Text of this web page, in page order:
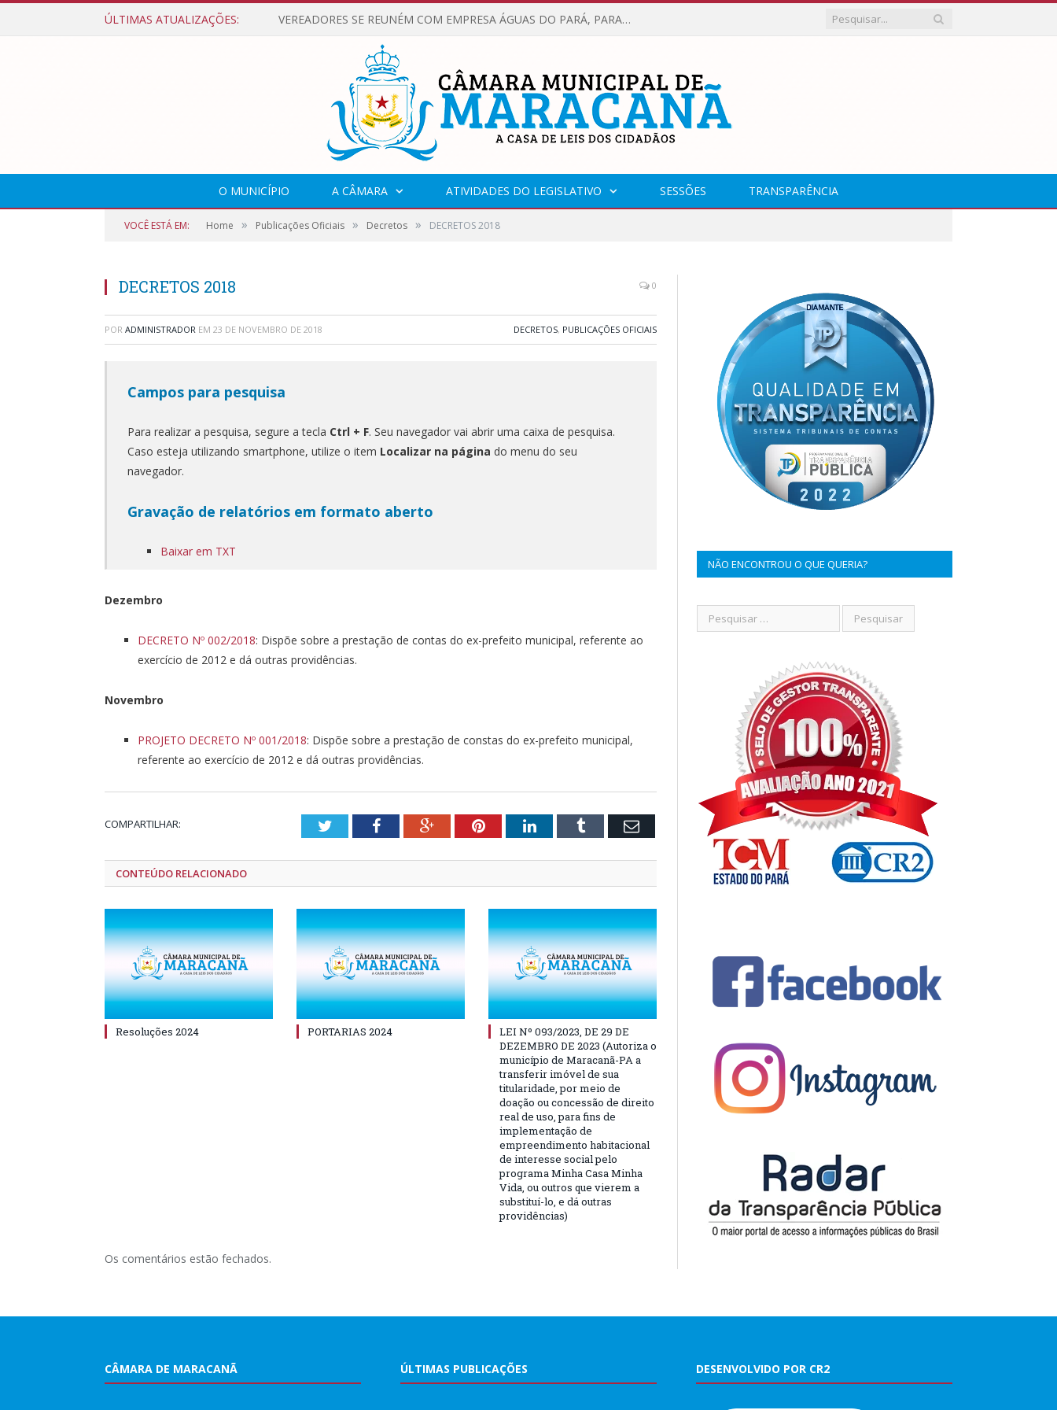
ÚLTIMAS ATUALIZAÇÕES: VEREADORES SE REUNÉM COM EMPRESA ÁGUAS DO PARÁ, PARA APRESENTAR REIVINDICAÇÕES E MELHORIAS NA QUALIDADE DOS SERVIÇOS OFERECIDOS Á POPULAÇÃO.
O MUNICÍPIO A CÂMARA ATIVIDADES DO LEGISLATIVO SESSÕES TRANSPARÊNCIA
VOCÊ ESTÁ EM: Home » Publicações Oficiais » Decretos » DECRETOS 2018
DECRETOS 2018 0
POR ADMINISTRADOR EM 23 DE NOVEMBRO DE 2018 DECRETOS, PUBLICAÇÕES OFICIAIS
Campos para pesquisa
Para realizar a pesquisa, segure a tecla Ctrl + F. Seu navegador vai abrir uma caixa de pesquisa.
Caso esteja utilizando smartphone, utilize o item Localizar na página do menu do seu
navegador.
Gravação de relatórios em formato aberto
Baixar em TXT
Dezembro
DECRETO Nº 002/2018: Dispõe sobre a prestação de contas do ex-prefeito municipal, referente ao
exercício de 2012 e dá outras providências.
Novembro
PROJETO DECRETO Nº 001/2018: Dispõe sobre a prestação de constas do ex-prefeito municipal,
referente ao exercício de 2012 e dá outras providências.
COMPARTILHAR: TwitterFacebookGoogle+PinterestLinkedInTumblr Email
CONTEÚDO RELACIONADO
Resoluções 2024 PORTARIAS 2024
LEI Nº 093/2023, DE 29 DE
DEZEMBRO DE 2023 (Autoriza o
município de Maracanã-PA a
transferir imóvel de sua
titularidade, por meio de
doação ou concessão de direito
real de uso, para fins de
implementação de
empreendimento habitacional
de interesse social pelo
programa Minha Casa Minha
Vida, ou outros que vierem a
substituí-lo, e dá outras
providências)
Os comentários estão fechados.
NÃO ENCONTROU O QUE QUERIA?
CÂMARA DE MARACANÃ ÚLTIMAS PUBLICAÇÕES DESENVOLVIDO POR CR2